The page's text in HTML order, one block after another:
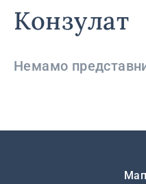
Конзулат
Немамо